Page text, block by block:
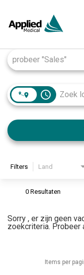
access_time
Filters Land
0 Resultaten
Sorry , er zijn geen
zoekcriteria. Probeer
Items per